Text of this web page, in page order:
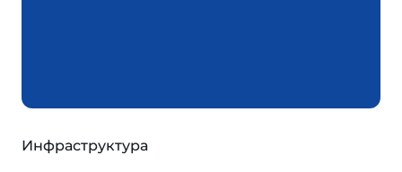
Инфраструктура